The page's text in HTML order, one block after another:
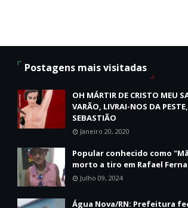
Postagens mais visitadas
OH MÁRTIR DE CRISTO MEU
VARÃO, LIVRAI-NOS DA
SEBASTIÃO
Janeiro 20, 2020
Popular conhecido como
morto a tiro em Rafael
Julho 09, 2024
Água Nova/RN: Prefeitura